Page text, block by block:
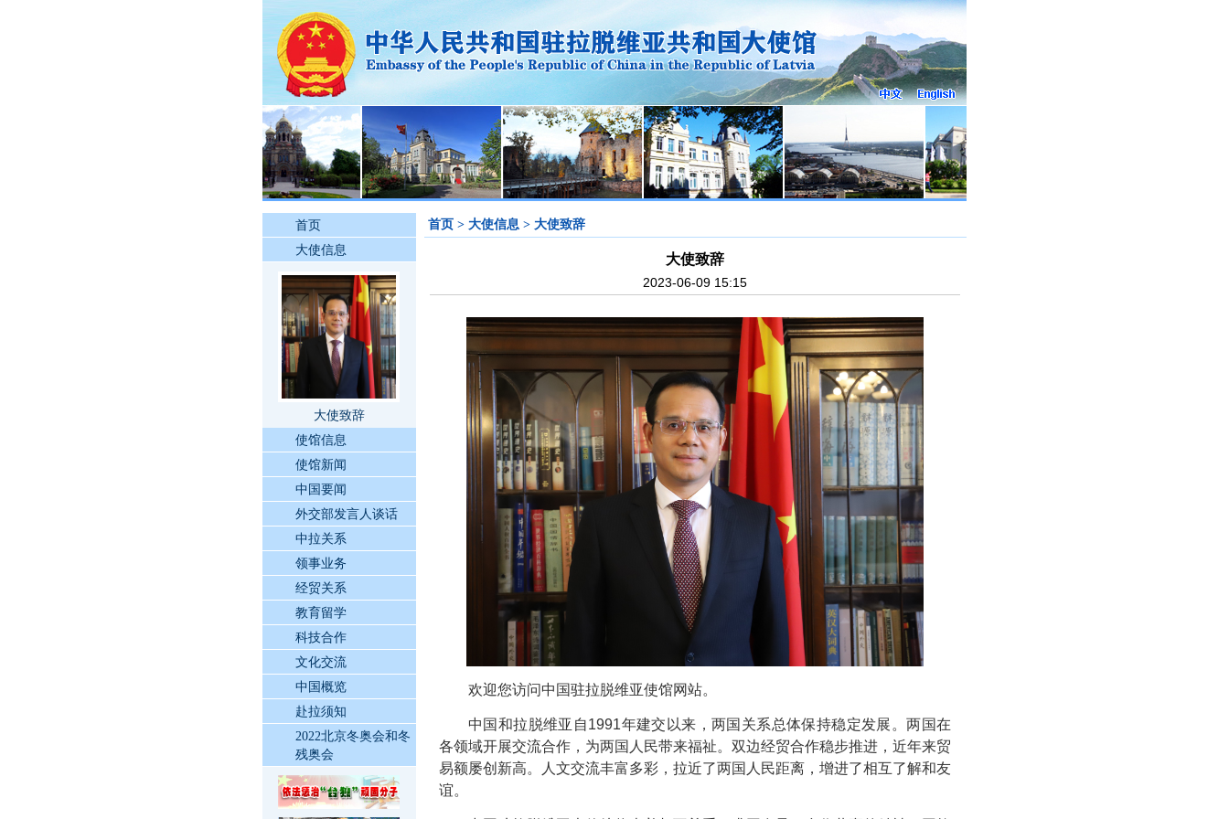
首页
大使信息
大使致辞
使馆信息
使馆新闻
中国要闻
外交部发言人谈话
中拉关系
领事业务
经贸关系
教育留学
科技合作
文化交流
中国概览
赴拉须知
2022北京冬奥会和冬
残奥会
首页> 大使信息> 大使致辞
大使致辞
2023-06-09 15:15
欢迎您访问中国驻拉脱维亚使馆网站。
中国和拉脱维亚自1991年建交以来，两国关系总体保持稳定发展。两国在
各领域开展交流合作，为两国人民带来福祉。双边经贸合作稳步推进，近年来贸
易额屡创新高。人文交流丰富多彩，拉近了两国人民距离，增进了相互了解和友
谊。